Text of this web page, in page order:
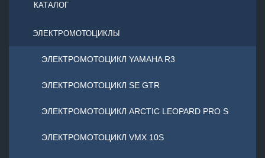
КАТАЛОГ
ЭЛЕКТРОМОТОЦИКЛЫ
ЭЛЕКТРОМОТОЦИКЛ YAMAHA R3
ЭЛЕКТРОМОТОЦИКЛ SE GTR
ЭЛЕКТРОМОТОЦИКЛ ARCTIC LEOPARD PRO S
ЭЛЕКТРОМОТОЦИКЛ VMX 10S